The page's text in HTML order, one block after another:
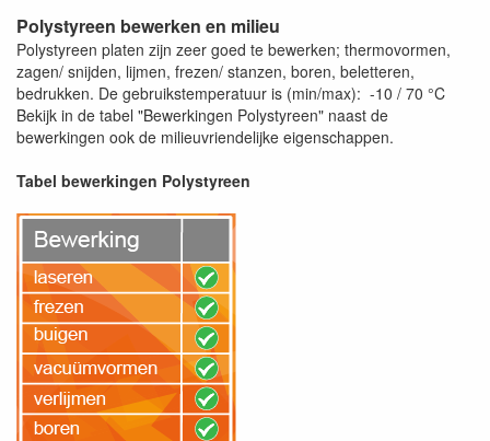
Polystyreen bewerken en milieu
Polystyreen platen zijn zeer goed te bewerken; thermovormen,
zagen/ snijden, lijmen, frezen/ stanzen, boren, beletteren,
bedrukken. De gebruikstemperatuur is (min/max): -10 / 70 °C
Bekijk in de tabel "Bewerkingen Polystyreen" naast de
bewerkingen ook de milieuvriendelijke eigenschappen.
Tabel bewerkingen Polystyreen